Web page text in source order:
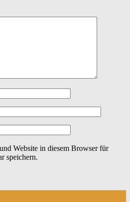
Website in diesem Browser für
speichern.